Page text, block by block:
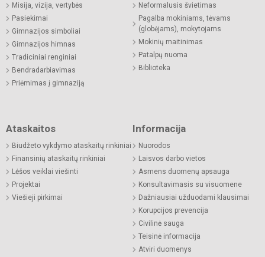
Misija, vizija, vertybės
Pasiekimai
Gimnazijos simboliai
Gimnazijos himnas
Tradiciniai renginiai
Bendradarbiavimas
Priėmimas į gimnaziją
Neformalusis švietimas
Pagalba mokiniams, tėvams
(globėjams), mokytojams
Mokinių maitinimas
Patalpų nuoma
Biblioteka
Ataskaitos
Biudžeto vykdymo ataskaitų rinkiniai
Finansinių ataskaitų rinkiniai
Lėšos veiklai viešinti
Projektai
Viešieji pirkimai
Informacija
Nuorodos
Laisvos darbo vietos
Asmens duomenų apsauga
Konsultavimasis su visuomene
Dažniausiai užduodami klausimai
Korupcijos prevencija
Civilinė sauga
Teisinė informacija
Atviri duomenys